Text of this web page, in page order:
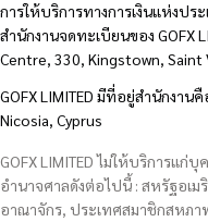
การให้บริการทางการเงินแห่งปร
สำนักงานจดทะเบียนของ GOFX
Centre, 330, Kingstown,
GOFX LIMITED มีที่อยู่สำนักงา
Nicosia, Cyprus
GOFX LIMITED ไม่ให้บริการแ
อำนาจศาลดังต่อไปนี้ : สหรัฐอเ
อาณาจักร, ประเทศสมาชิกสหภา